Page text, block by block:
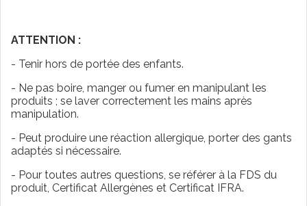
ATTENTION :
- Tenir hors de portée des enfants.
- Ne pas boire, manger ou fumer en manipulant les
produits ; se laver correctement les mains après
manipulation.
- Peut produire une réaction allergique, porter des gants
adaptés si nécessaire.
- Pour toutes autres questions, se référer à la FDS du
produit, Certificat Allergènes et Certificat IFRA.